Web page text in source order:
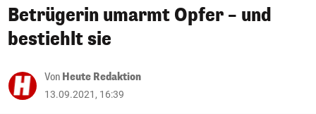
Betrügerin umarmt Opfer – und
bestiehlt sie
Von Heute Redaktion
13.09.2021, 16:39